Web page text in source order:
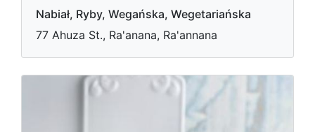
Nabiał, Ryby, Wegańska, Wegetariańska
77 Ahuza St., Ra'anana, Ra'annana